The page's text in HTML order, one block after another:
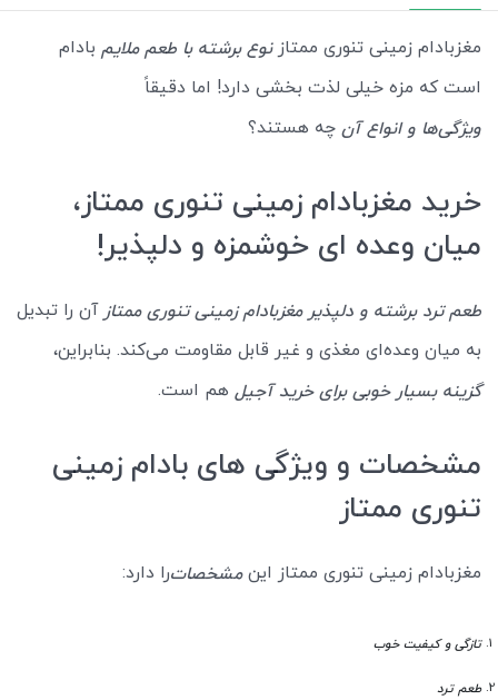
مغزبادام زمینی تنوری ممتازنوع برشته با طعم ملایم بادام
است که مزه خیلی لذت بخشی دارد! اما دقیقاً
ویژگی‌ها و انواع آن چه هستند؟
خرید مغزبادام زمینی تنوری ممتاز،
میان وعده ای خوشمزه و دلپذیر!
طعم ترد برشته و دلپذیر مغزبادام زمینی تنوری ممتاز آن را تبدیل
به میان وعده‌ای مغذی و غیر قابل مقاومت می‌کند. بنابراین،
گزینه بسیار خوبی برای خرید آجیل هم است.
مشخصات و ویژگی های بادام زمینی
تنوری ممتاز
مغزبادام زمینی تنوری ممتاز اینمشخصاترا دارد:
تازگی و کیفیت خوب
طعم ترد